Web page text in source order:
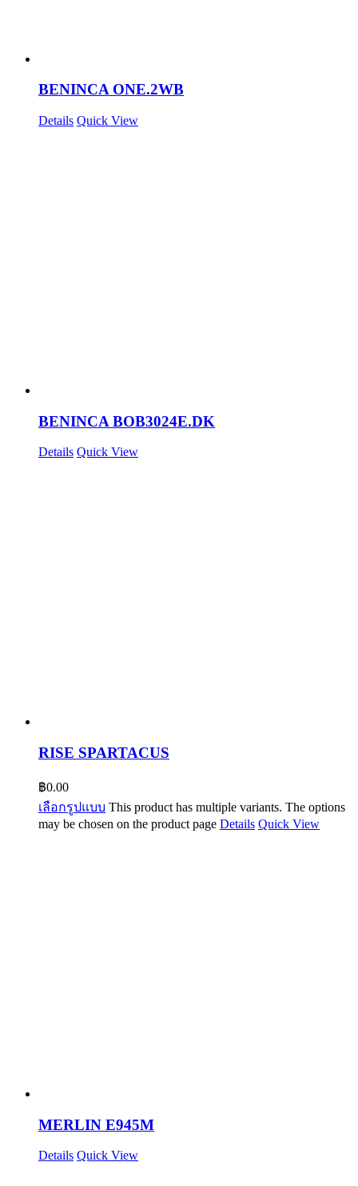
BENINCA ONE.2WB
Details Quick View
BENINCA BOB3024E.DK
Details Quick View
RISE SPARTACUS
฿0.00
เลือกรูปแบบ This product has multiple variants. The options
may be chosen on the product page Details Quick View
MERLIN E945M
Details Quick View